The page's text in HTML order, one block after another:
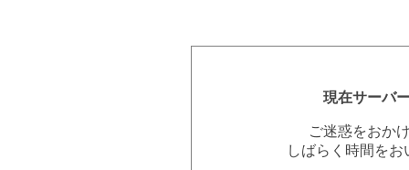
現在サーバ
ご迷惑をおか
しばらく時間を